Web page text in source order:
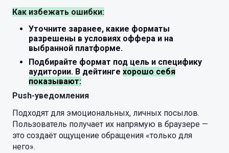
Как избежать ошибки:
Уточните заранее, какие форматы
разрешены в условиях оффера и на
выбранной платформе.
Подбирайте формат под цель и специфику
аудитории. В дейтинге хорошо себя
показывают:
Push-уведомления
Подходят для эмоциональных, личных посылов.
Пользователь получает их напрямую в браузере —
это создаёт ощущение обращения «только для
него».